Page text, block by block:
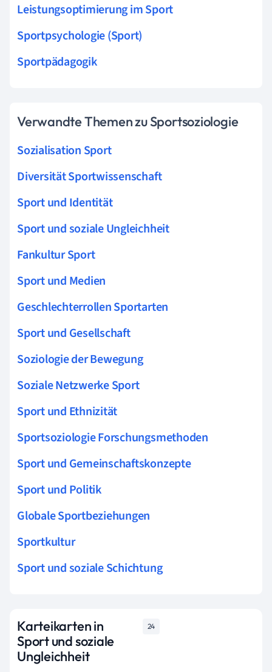
Leistungsoptimierung im Sport
Sportpsychologie (Sport)
Sportpädagogik
Verwandte Themen zu Sportsoziologie
Sozialisation Sport
Diversität Sportwissenschaft
Sport und Identität
Sport und soziale Ungleichheit
Fankultur Sport
Sport und Medien
Geschlechterrollen Sportarten
Sport und Gesellschaft
Soziologie der Bewegung
Soziale Netzwerke Sport
Sport und Ethnizität
Sportsoziologie Forschungsmethoden
Sport und Gemeinschaftskonzepte
Sport und Politik
Globale Sportbeziehungen
Sportkultur
Sport und soziale Schichtung
Karteikarten in
Sport und soziale
Ungleichheit
24